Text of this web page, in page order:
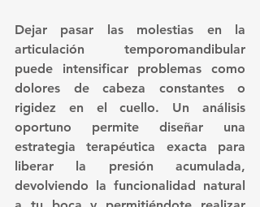
Dejar pasar las molestias en la
articulación temporomandibular
puede intensificar problemas como
dolores de cabeza constantes o
rigidez en el cuello. Un análisis
oportuno permite diseñar una
estrategia terapéutica exacta para
liberar la presión acumulada,
devolviendo la funcionalidad natural